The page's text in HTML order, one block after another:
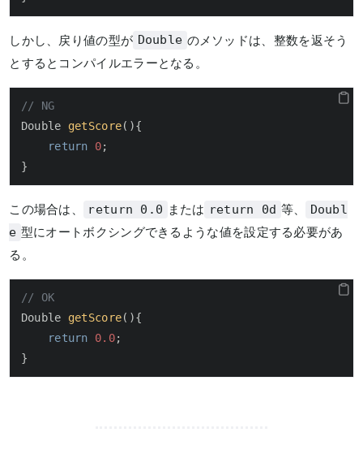
しかし、戻り値の型が Double のメソッドは、整数を返そう
とするとコンパイルエラーとなる。
// NG
Double getScore(){
return
0;
}
この場合は、 return 0.0 または return 0d 等、
Doubl
e 型にオートボクシングできるような値を設定する必要があ
る。
// OK
Double getScore(){
return
0.0;
}